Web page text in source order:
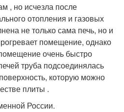
, но исчезла после
отопления и газовых
не только сама печь, но и
помещение, однако
очень быстро
труба подсоединялась
которую можно
плиты .
России.